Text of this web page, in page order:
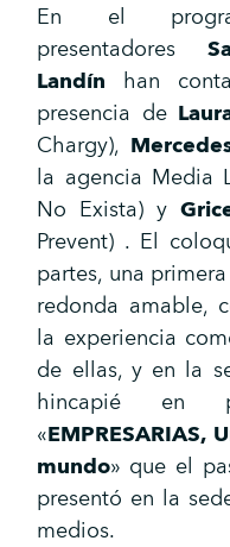
En el
presentadores
Landín han
presencia de
Chargy),
la agencia Media
No Exista) y
Prevent) . El
partes, una
redonda amable,
la experiencia
de ellas, y en la
hincapié en
«EMPRESARIAS,
mundo» que el
presentó en la
medios.